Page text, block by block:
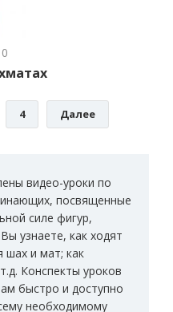
0
4 Далее
видео-уроки по
посвященные
силе фигур,
узнаете, как ходят
шах и мат; как
Конспекты уроков
быстро и доступно
необходимому